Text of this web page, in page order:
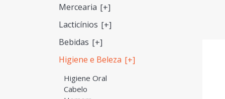
Mercearia [+]
Lacticínios [+]
Bebidas [+]
Higiene e Beleza [+]
Higiene Oral
Cabelo